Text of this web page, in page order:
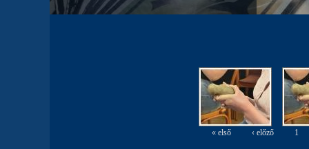
« első ‹ előző 1